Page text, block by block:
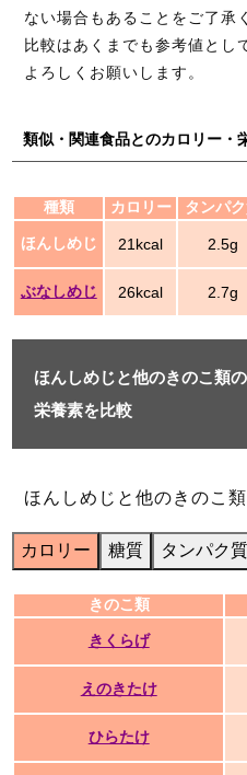
ない場合もあることをご了承
比較はあくまでも参考値とし
よろしくお願いします。
類似・関連食品とのカロリー・
種類 カロリー タンパ
ほんしめじ 21kcal 2.5g
ぶなしめじ 26kcal 2.7g
ほんしめじと他のきのこ類
栄養素を比較
ほんしめじと他のきのこ
カロリー 糖質 タンパク質
きのこ類
きくらげ
えのきたけ
ひらたけ